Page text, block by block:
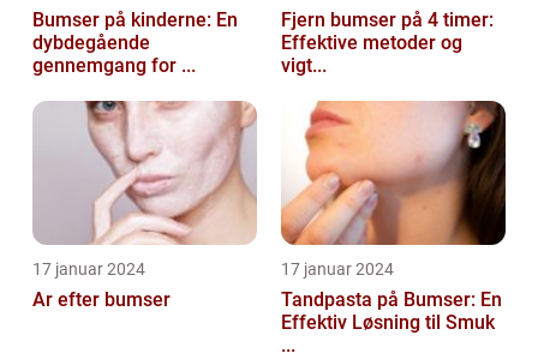
Bumser på kinderne: En
dybdegående
gennemgang for ...
Fjern bumser på 4 timer:
Effektive metoder og
vigt...
17 januar 2024
Ar efter bumser
17 januar 2024
Tandpasta på Bumser: En
Effektiv Løsning til Smuk
...